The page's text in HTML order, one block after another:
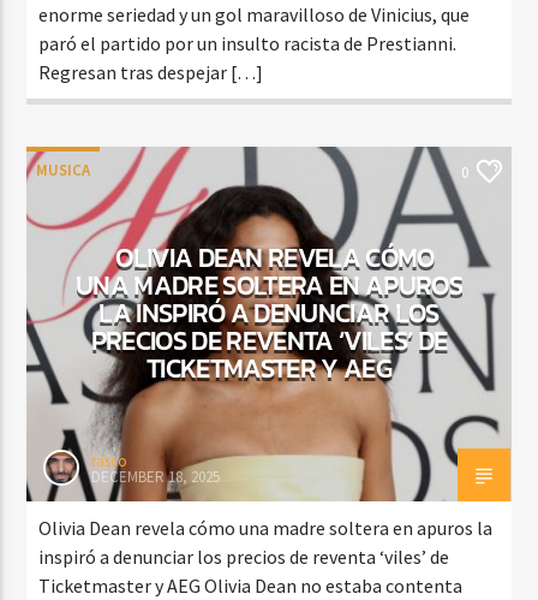
enorme seriedad y un gol maravilloso de Vinicius, que
paró el partido por un insulto racista de Prestianni.
Regresan tras despejar […]
MUSICA 0
OLIVIA DEAN REVELA CÓMO
UNA MADRE SOLTERA EN APUROS
LA INSPIRÓ A DENUNCIAR LOS
PRECIOS DE REVENTA ‘VILES’ DE
TICKETMASTER Y AEG
rasco
DECEMBER 18, 2025
Olivia Dean revela cómo una madre soltera en apuros la
inspiró a denunciar los precios de reventa ‘viles’ de
Ticketmaster y AEG Olivia Dean no estaba contenta